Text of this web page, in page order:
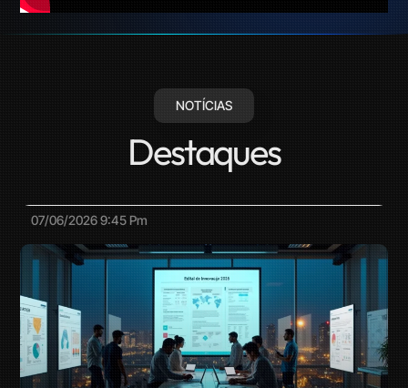
NOTÍCIAS
Destaques
07/06/20269:45 Pm